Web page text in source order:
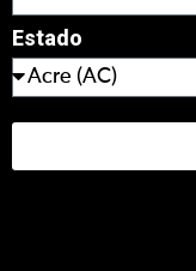
Estado